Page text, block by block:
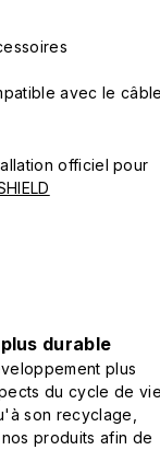
avec le
officiel pour
durable
plus
du cycle de
son recyclage,
produits afin de